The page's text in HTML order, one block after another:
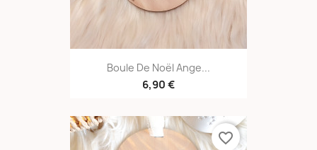
Boule De Noël Ange...
6,90 €
favorite_border